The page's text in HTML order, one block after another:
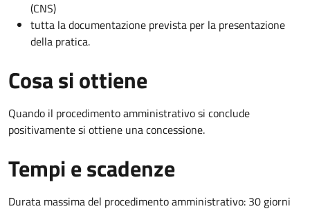
(CNS)
tutta la documentazione prevista per la presentazione
della pratica.
Cosa si ottiene
Quando il procedimento amministrativo si conclude
positivamente si ottiene una concessione.
Tempi e scadenze
Durata massima del procedimento amministrativo: 30 giorni